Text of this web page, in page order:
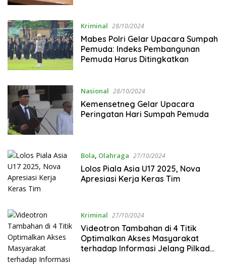
Kriminal 28/10/2024
Mabes Polri Gelar Upacara Sumpah
Pemuda: Indeks Pembangunan
Pemuda Harus Ditingkatkan
Nasional 28/10/2024
Kemensetneg Gelar Upacara
Peringatan Hari Sumpah Pemuda
Bola, Olahraga 27/10/2024
Lolos Piala Asia U17 2025, Nova
Apresiasi Kerja Keras Tim
Kriminal 27/10/2024
Videotron Tambahan di 4 Titik
Optimalkan Akses Masyarakat
terhadap Informasi Jelang Pilkada